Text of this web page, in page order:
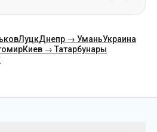
ЛуцкДнепр → УманьУкраина
Киев → Татарбунары